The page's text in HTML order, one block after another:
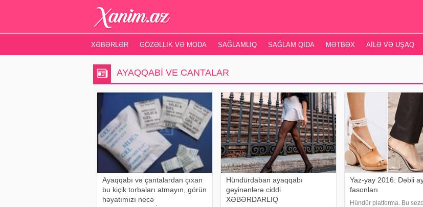
XƏBƏRLƏR GÖZƏLLIK VƏ MODA SAĞLAMLIQ SAĞLAM QIDA MƏTBƏX AILƏ VƏ UŞAQ
AYAQQABI VE CANTALAR
Ayaqqabı və çantalardan çıxan
bu kiçik torbaları atmayın, görün
həyatımızı necə
Hündürdaban ayaqqabı
geyinənlərə ciddi
XƏBƏRDARLIQ
Yaz-yay 2016: Dəbli
fasonları
Hündür platforma. Bu